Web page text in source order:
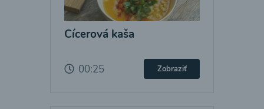
Cícerová kaša
00:25 Zobraziť